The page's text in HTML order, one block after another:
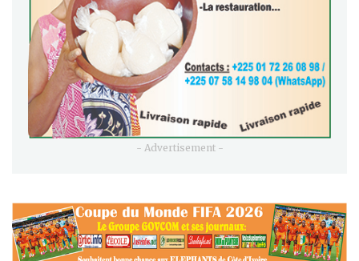
- Advertisement -